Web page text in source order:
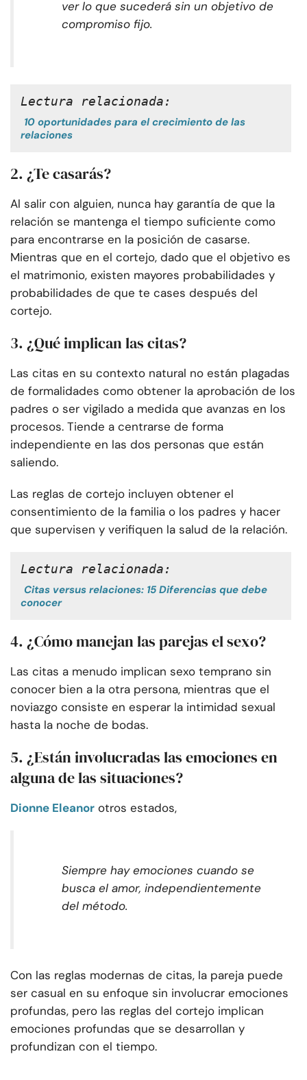
ver lo que sucederá sin un objetivo de
compromiso fijo.
Lectura relacionada:
10 oportunidades para el crecimiento de las
relaciones
2. ¿Te casarás?
Al salir con alguien, nunca hay garantía de que la
relación se mantenga el tiempo suficiente como
para encontrarse en la posición de casarse.
Mientras que en el cortejo, dado que el objetivo es
el matrimonio, existen mayores probabilidades y
probabilidades de que te cases después del
cortejo.
3. ¿Qué implican las citas?
Las citas en su contexto natural no están plagadas
de formalidades como obtener la aprobación de los
padres o ser vigilado a medida que avanzas en los
procesos. Tiende a centrarse de forma
independiente en las dos personas que están
saliendo.
Las reglas de cortejo incluyen obtener el
consentimiento de la familia o los padres y hacer
que supervisen y verifiquen la salud de la relación.
Lectura relacionada:
Citas versus relaciones: 15 Diferencias que debe
conocer
4. ¿Cómo manejan las parejas el sexo?
Las citas a menudo implican sexo temprano sin
conocer bien a la otra persona, mientras que el
noviazgo consiste en esperar la intimidad sexual
hasta la noche de bodas.
5. ¿Están involucradas las emociones en
alguna de las situaciones?
Dionne Eleanor otros estados,
Siempre hay emociones cuando se
busca el amor, independientemente
del método.
Con las reglas modernas de citas, la pareja puede
ser casual en su enfoque sin involucrar emociones
profundas, pero las reglas del cortejo implican
emociones profundas que se desarrollan y
profundizan con el tiempo.